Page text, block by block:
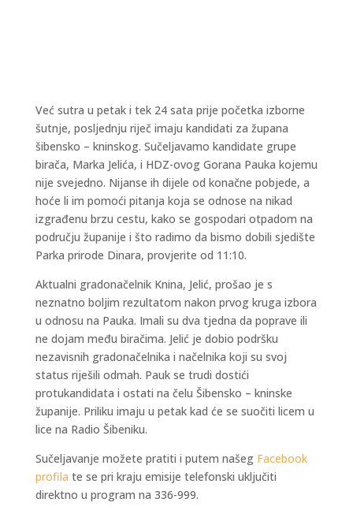
Već sutra u petak i tek 24 sata prije početka izborne
šutnje, posljednju riječ imaju kandidati za župana
šibensko – kninskog. Sučeljavamo kandidate grupe
birača, Marka Jelića, i HDZ-ovog Gorana Pauka kojemu
nije svejedno. Nijanse ih dijele od konačne pobjede, a
hoće li im pomoći pitanja koja se odnose na nikad
izgrađenu brzu cestu, kako se gospodari otpadom na
području županije i što radimo da bismo dobili sjedište
Parka prirode Dinara, provjerite od 11:10.
Aktualni gradonačelnik Knina, Jelić, prošao je s
neznatno boljim rezultatom nakon prvog kruga izbora
u odnosu na Pauka. Imali su dva tjedna da poprave ili
ne dojam među biračima. Jelić je dobio podršku
nezavisnih gradonačelnika i načelnika koji su svoj
status riješili odmah. Pauk se trudi dostići
protukandidata i ostati na čelu Šibensko – kninske
županije. Priliku imaju u petak kad će se suočiti licem u
lice na Radio Šibeniku.
Sučeljavanje možete pratiti i putem našeg Facebook
profila te se pri kraju emisije telefonski uključiti
direktno u program na 336-999.